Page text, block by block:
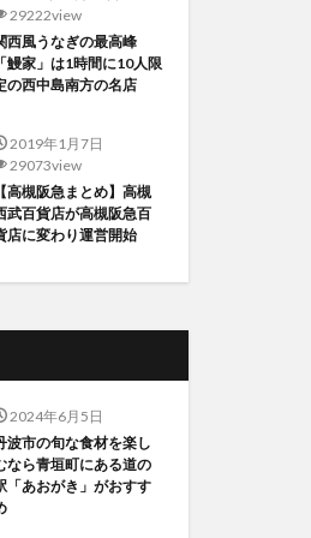
29222view
西風うなぎの最高峰
「鰻家」は1時間に10人限
の西中島南方の名店
2019年1月7日
29073view
【高槻阪急まとめ】高槻
武百貨店が高槻阪急百
店に変わり運営開始
2024年6月5日
波市の旬な食材を楽し
なら青垣町にある道の
「あおがき」がおすす